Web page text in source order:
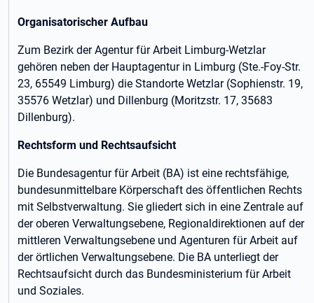
Organisatorischer Aufbau
Zum Bezirk der Agentur für Arbeit Limburg-Wetzlar
gehören neben der Hauptagentur in Limburg (Ste.-Foy-Str.
23, 65549 Limburg) die Standorte Wetzlar (Sophienstr. 19,
35576 Wetzlar) und Dillenburg (Moritzstr. 17, 35683
Dillenburg).
Rechtsform und Rechtsaufsicht
Die Bundesagentur für Arbeit (BA) ist eine rechtsfähige,
bundesunmittelbare Körperschaft des öffentlichen Rechts
mit Selbstverwaltung. Sie gliedert sich in eine Zentrale auf
der oberen Verwaltungsebene, Regionaldirektionen auf der
mittleren Verwaltungsebene und Agenturen für Arbeit auf
der örtlichen Verwaltungsebene. Die BA unterliegt der
Rechtsaufsicht durch das Bundesministerium für Arbeit
und Soziales.